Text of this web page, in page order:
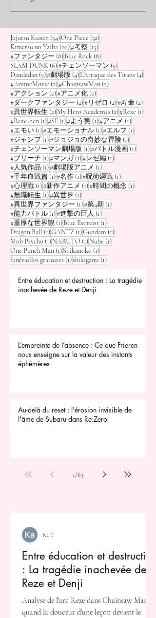
monde du manga avec
« GANTZ », « Dragon
Ball », etc.
Serpo » sont particulièrement
tenaces. Leur objectif étrange
de « r
Jujutsu Kaisen (54)54 posts
One Piece (32)32 posts
Kimetsu no Yaiba (20)20 posts
#考察 (15)15 posts
#ファンタジー (8)8 posts
Blue Rock (8)8 posts
SLAM DUNK (6)6 posts
#チェンソーマン (5)5 posts
Dandadan (5)5 posts
#劇場版 (4)4 posts
L'Attaque des Titans (4)4
#AnimeMovie (2)2 posts
#ChainsawMan (2)2 posts
#アクション (2)2 posts
#アニメ化 (2)2 posts
#ダークファンタジー (2)2 posts
#リゼロ (2)2 posts
#寿命 (2)2
#異世界転生 (2)2 posts
My Hero Academia (2)2 posts
#Reze (1)1 post
#Reze-hen (1)1 post
#SF (1)1 post
#よう実 (1)1 post
#アニメ (1)1 post
#エモい (1)1 post
#エモーショナル (1)1 post
#エルフ (1)1 post
#ジャンプ (1)1 post
#ジョジョの奇妙な冒険 (1)1 post
#チェンソーマン劇場版 (1)1 post
#バトル漫画 (1)1 post
#ブリーチ (1)1 post
#マンガ (1)1 post
#レゼ編 (1)1 post
#人気作品 (1)1 post
#劇場版アニメ (1)1 post
#千年血戦篇 (1)1 post
#名作 (1)1 post
#呪術廻戦 (1)1 post
#心理戦 (1)1 post
#新作アニメ (1)1 post
#時間の概念 (1)1 post
#無職転生 (1)1 post
#異世界 (1)1 post
#異世界ファンタジー (1)1 post
#第4期 (1)1 post
#能力バトル (1)1 post
#進撃の巨人 (1)1 post
#重厚な世界観 (1)1 post
Blue Exorcist (1)1 post
Dragon Ball (1)1 post
GANTZ (1)1 post
Gundam (1)1 post
Mob Psycho (1)1 post
NARUTO (1)1 post
Nube (1)1 post
One Punch Man (1)1 post
Shikanoko (1)1 post
funérailles gratuites (1)1 post
shikigami (1)1 post
Entre éducation et destruction : La tragédie
inachevée de Reze et Denji
L’empreinte de l’absence : Ce que Frieren
nous enseigne sur la valeur des instants
éphémères
Au-delà du reset : l'érosion invisible de
l'âme de Subaru dans Re:Zero
1/63
Entre éducation et destruction
: La tragédie inachevée de
Reze et Denji
Analyse de l'arc Reze dans Chainsaw Man :
quand la douceur d'une leçon devient le
Ka T